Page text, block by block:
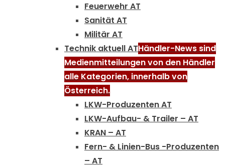
Feuerwehr AT
Sanität AT
Militär AT
Technik aktuell ATHändler-News sind
Medienmitteilungen von den Händler
alle Kategorien, innerhalb von
Österreich.
LKW-Produzenten AT
LKW-Aufbau- & Trailer – AT
KRAN – AT
Fern- & Linien-Bus -Produzenten
– AT